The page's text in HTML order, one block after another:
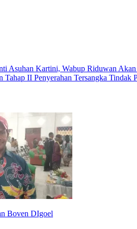
Asuhan Kartini, Wabup Riduwan
Tahap II Penyerahan Tersangka
Boven DIgoel